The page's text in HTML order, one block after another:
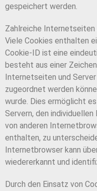
gespeichert werden.
Zahlreiche Internetseiten
Viele Cookies enthalten
Cookie-ID ist eine
besteht aus einer
Internetseiten und
zugeordnet werden
wurde. Dies ermöglicht
Servern, den
von anderen
enthalten, zu
Internetbrowser kann
wiedererkannt und
Durch den Einsatz von